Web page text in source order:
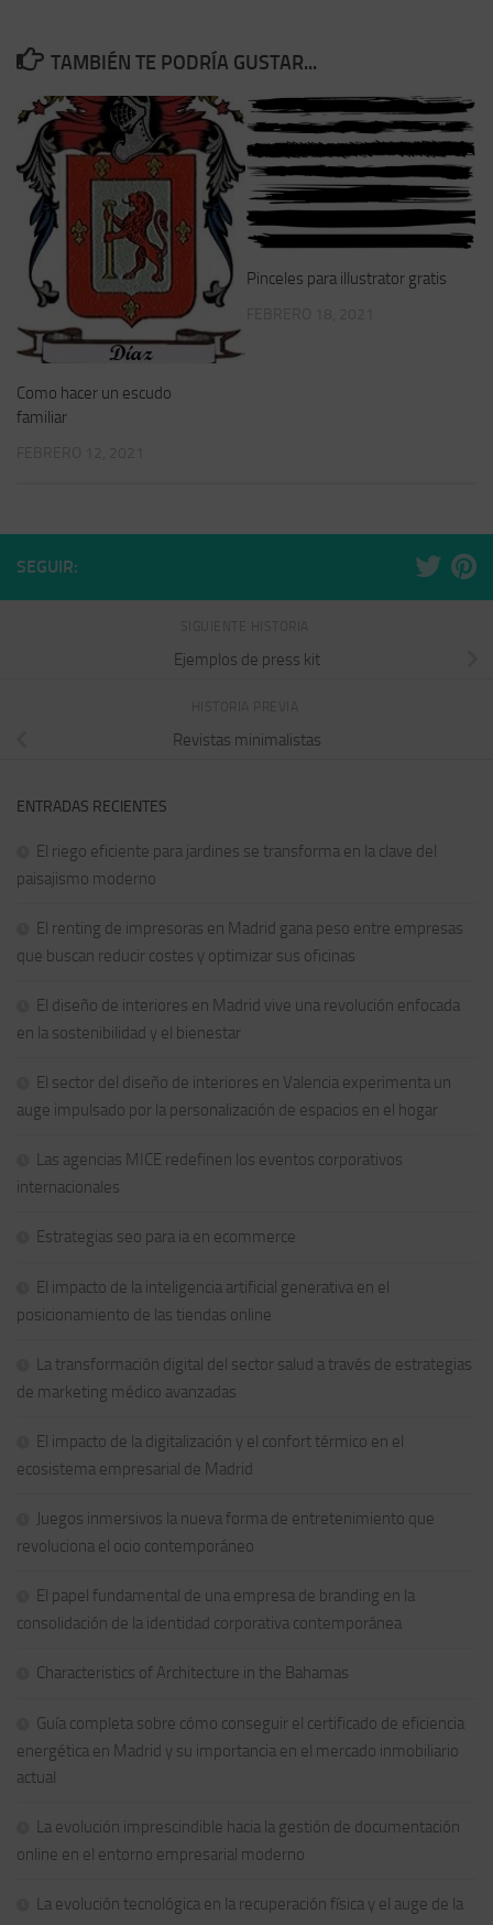
TAMBIÉN TE PODRÍA GUSTAR...
Como hacer un escudo
familiar
Pinceles para illustrator gratis
SEGUIR:
Ejemplos de press kit
Revistas minimalistas
ENTRADAS RECIENTES
El riego eficiente para jardines se transforma en la clave del
paisajismo moderno
El renting de impresoras en Madrid gana peso entre empresas
que buscan reducir costes y optimizar sus oficinas
El diseño de interiores en Madrid vive una revolución enfocada
en la sostenibilidad y el bienestar
El sector del diseño de interiores en Valencia experimenta un
auge impulsado por la personalización de espacios en el hogar
Las agencias MICE redefinen los eventos corporativos
internacionales
Estrategias seo para ia en ecommerce
El impacto de la inteligencia artificial generativa en el
posicionamiento de las tiendas online
La transformación digital del sector salud a través de estrategias
de marketing médico avanzadas
El impacto de la digitalización y el confort térmico en el
ecosistema empresarial de Madrid
Juegos inmersivos la nueva forma de entretenimiento que
revoluciona el ocio contemporáneo
El papel fundamental de una empresa de branding en la
consolidación de la identidad corporativa contemporánea
Characteristics of Architecture in the Bahamas
Guía completa sobre cómo conseguir el certificado de eficiencia
energética en Madrid y su importancia en el mercado inmobiliario
actual
La evolución imprescindible hacia la gestión de documentación
online en el entorno empresarial moderno
La evolución tecnológica en la recuperación física y el auge de la